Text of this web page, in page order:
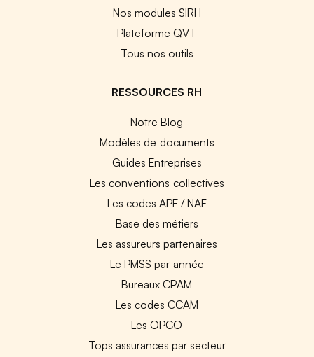
Nos modules SIRH
Plateforme QVT
Tous nos outils
RESSOURCES RH
Notre Blog
Modèles de documents
Guides Entreprises
Les conventions collectives
Les codes APE / NAF
Base des métiers
Les assureurs partenaires
Le PMSS par année
Bureaux CPAM
Les codes CCAM
Les OPCO
Tops assurances par secteur